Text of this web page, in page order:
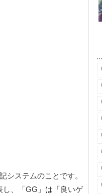
システムのことです。
し、「GG」は「良いゲ